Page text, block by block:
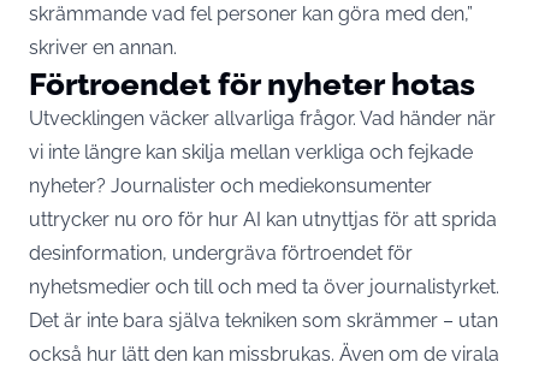
skrämmande vad fel personer kan göra med den,”
skriver en annan.
Förtroendet för nyheter hotas
Utvecklingen väcker allvarliga frågor. Vad händer när
vi inte längre kan skilja mellan verkliga och fejkade
nyheter? Journalister och mediekonsumenter
uttrycker nu oro för hur AI kan utnyttjas för att sprida
desinformation, undergräva förtroendet för
nyhetsmedier och till och med ta över journalistyrket.
Det är inte bara själva tekniken som skrämmer – utan
också hur lätt den kan missbrukas. Även om de virala